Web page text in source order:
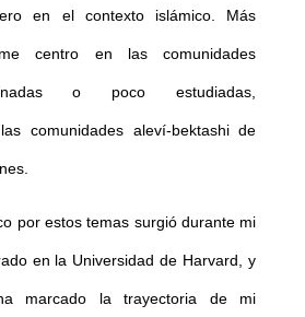
en el contexto islámico. Más
me centro en las comunidades
o poco estudiadas,
comunidades aleví-bektashi de
por estos temas surgió durante mi
en la Universidad de Harvard, y
marcado la trayectoria de mi